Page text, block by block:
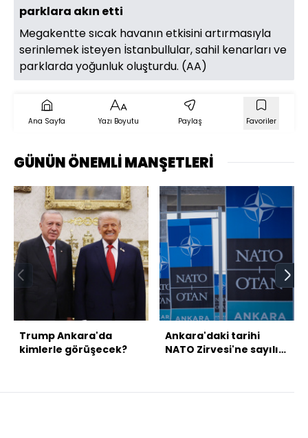
parklara akın etti
Megakentte sıcak havanın etkisini artırmasıyla
serinlemek isteyen İstanbullular, sahil kenarları ve
parklarda yoğunluk oluşturdu. (AA)
Ana Sayfa Yazı Boyutu Paylaş Favoriler
GÜNÜN ÖNEMLİ MANŞETLERİ
Trump Ankara'da
kimlerle görüşecek?
Ankara'daki tarihi
NATO Zirvesi'ne sayılı